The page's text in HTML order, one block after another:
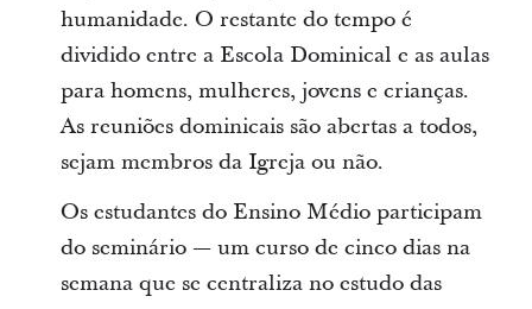
humanidade. O restante do tempo é
dividido entre a Escola Dominical e as aulas
para homens, mulheres, jovens e crianças.
As reuniões dominicais são abertas a todos,
sejam membros da Igreja ou não.
Os estudantes do Ensino Médio participam
do seminário — um curso de cinco dias na
semana que se centraliza no estudo das